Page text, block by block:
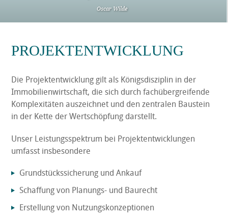
Oscar Wilde
PROJEKTENTWICKLUNG
Die Projektentwicklung gilt als Königsdisziplin in der
Immobilienwirtschaft, die sich durch fachübergreifende
Komplexitäten auszeichnet und den zentralen Baustein
in der Kette der Wertschöpfung darstellt.
Unser Leistungsspektrum bei Projektentwicklungen
umfasst insbesondere
Grundstückssicherung und Ankauf
Schaffung von Planungs- und Baurecht
Erstellung von Nutzungskonzeptionen